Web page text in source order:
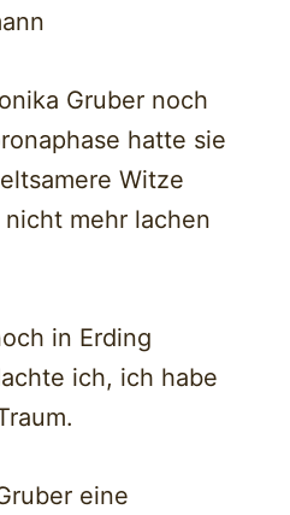
Gruber noch
hatte sie
Witze
mehr lachen
in Erding
ich, ich habe
eine